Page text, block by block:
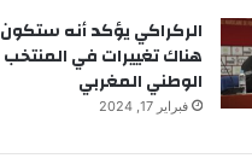
الركراكي يؤكد أنه ستكون
هناك تغييرات في المنتخب
الوطني المغربي
فبراير 17, 2024